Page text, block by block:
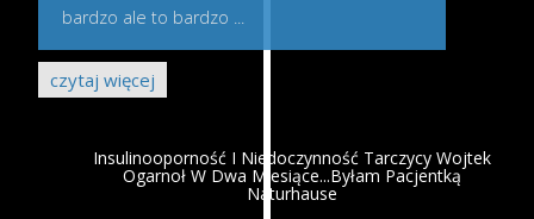
bardzo ale to bardzo ...
czytaj więcej
Insulinooporność I Niedoczynność Tarczycy Wojtek
Ogarnoł W Dwa Miesiące...Byłam Pacjentką
Naturhause